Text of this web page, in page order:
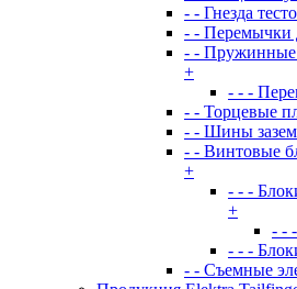
- - Гнезда
- - Перемычки
- - Пружинные
+
- - -
- - Торцевые
- - Шины
- - Винтовые
+
- - -
+
- -
- - -
- - Съемные